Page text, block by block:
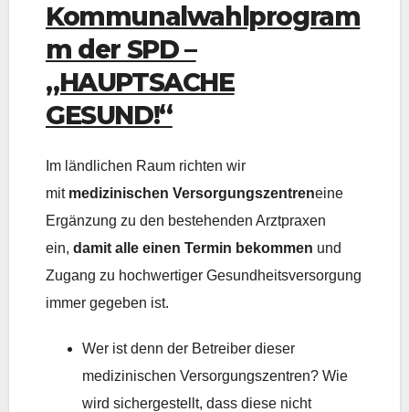
Kommunalwahlprogram
m der SPD –
„HAUPTSACHE
GESUND!“
Im ländlichen Raum richten wir
mit medizinischen Versorgungszentreneine
Ergänzung zu den bestehenden Arztpraxen
ein, damit alle einen Termin bekommen und
Zugang zu hochwertiger Gesundheitsversorgung
immer gegeben ist.
Wer ist denn der Betreiber dieser
medizinischen Versorgungszentren? Wie
wird sichergestellt, dass diese nicht